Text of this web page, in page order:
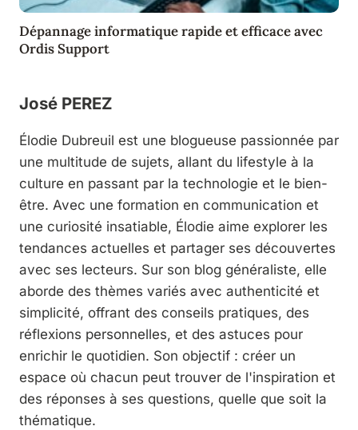
Dépannage informatique rapide et efficace avec
Ordis Support
José PEREZ
Élodie Dubreuil est une blogueuse passionnée par
une multitude de sujets, allant du lifestyle à la
culture en passant par la technologie et le bien-
être. Avec une formation en communication et
une curiosité insatiable, Élodie aime explorer les
tendances actuelles et partager ses découvertes
avec ses lecteurs. Sur son blog généraliste, elle
aborde des thèmes variés avec authenticité et
simplicité, offrant des conseils pratiques, des
réflexions personnelles, et des astuces pour
enrichir le quotidien. Son objectif : créer un
espace où chacun peut trouver de l'inspiration et
des réponses à ses questions, quelle que soit la
thématique.